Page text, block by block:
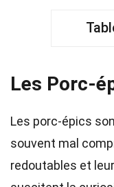
Les Porc-
Les porc-épics
souvent mal
redoutables et